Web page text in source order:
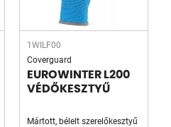
1WILF00
Coverguard
EUROWINTER L200
VÉDŐKESZTYŰ
Mártott, bélelt szerelőkesztyű